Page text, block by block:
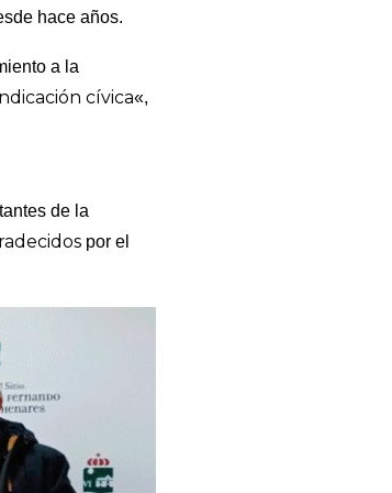
hace años.
a la
cívica«,
de la
por el